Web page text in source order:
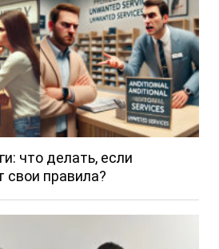
что делать, если
свои правила?